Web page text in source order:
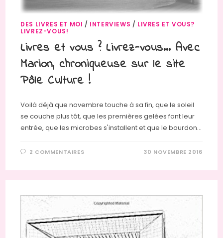
DES LIVRES ET MOI / INTERVIEWS / LIVRES ET VOUS?
LIVREZ-VOUS!
Livres et vous ? Livrez-vous… Avec
Marion, chroniqueuse sur le site
Pôle Culture !
Voilà déjà que novembre touche à sa fin, que le soleil
se couche plus tôt, que les premières gelées font leur
entrée, que les microbes s'installent et que le bourdon…
2 COMMENTAIRES 30 NOVEMBRE 2016